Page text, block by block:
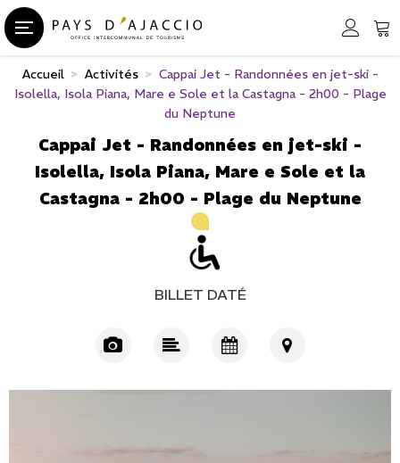
Accueil > Activités > Cappai Jet - Randonnées en jet-ski -
Isolella, Isola Piana, Mare e Sole et la Castagna - 2h00 - Plage
du Neptune
Cappai Jet - Randonnées en jet-ski -
Isolella, Isola Piana, Mare e Sole et la
Castagna - 2h00 - Plage du Neptune
BILLET DATÉ